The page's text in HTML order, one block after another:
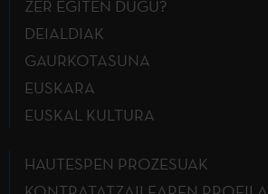
ZER EGITEN DUGU?
DEIALDIAK
GAURKOTASUNA
EUSKARA
EUSKAL KULTURA
HAUTESPEN PROZESUAK